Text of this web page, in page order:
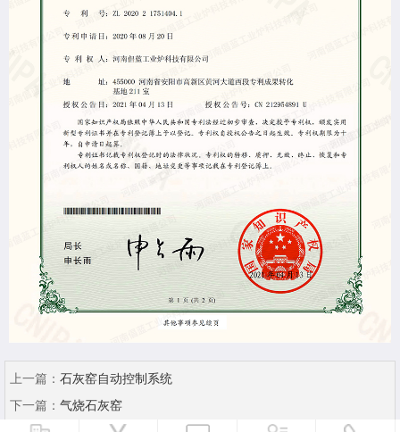
上一篇： 石灰窑自动控制系统
下一篇： 气烧石灰窑